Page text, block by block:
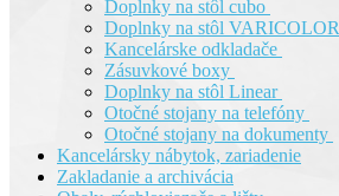
Doplnky na stôl cubo
Doplnky na stôl VARICOLOR
Kancelárske odkladače
Zásuvkové boxy
Doplnky na stôl Linear
Otočné stojany na telefóny
Otočné stojany na dokumenty
Kancelársky nábytok, zariadenie
Zakladanie a archivácia